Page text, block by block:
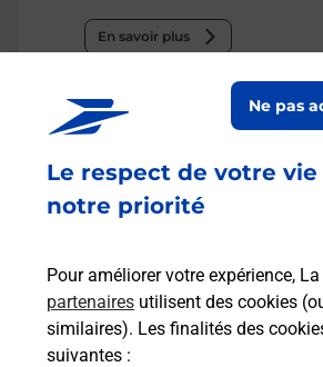
Le respect de votre
notre priorité
Pour améliorer votre expérience,
partenaires utilisent des cookies
similaires). Les finalités des
suivantes :
Ne pas
En savoir plus
Malin !
La Poste
en ligne
En savoir plus